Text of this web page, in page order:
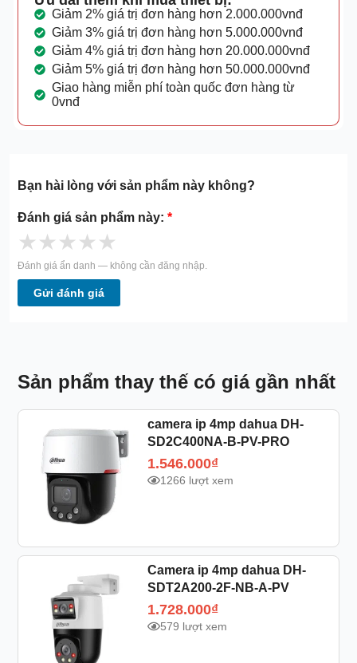
Giảm 2% giá trị đơn hàng hơn 2.000.000vnđ
Giảm 3% giá trị đơn hàng hơn 5.000.000vnđ
Giảm 4% giá trị đơn hàng hơn 20.000.000vnđ
Giảm 5% giá trị đơn hàng hơn 50.000.000vnđ
Giao hàng miễn phí toàn quốc đơn hàng từ
0vnđ
Bạn hài lòng với sản phẩm này không?
Đánh giá sản phẩm này:*
★★★★★
Đánh giá ẩn danh — không cần đăng nhập.
Gửi đánh giá
Sản phẩm thay thế có giá gần nhất
camera ip 4mp dahua DH-
SD2C400NA-B-PV-PRO
1.546.000₫
1266 lượt xem
Camera ip 4mp dahua DH-
SDT2A200-2F-NB-A-PV
1.728.000₫
579 lượt xem